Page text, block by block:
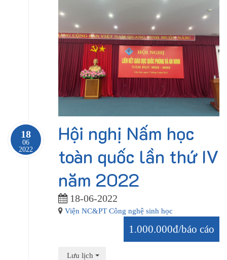
18
06
2022
Hội nghị Nấm học
toàn quốc lần thứ IV
năm 2022
18-06-2022
Viện NC&PT Công nghệ sinh học
1.000.000đ/báo cáo
Lưu lịch